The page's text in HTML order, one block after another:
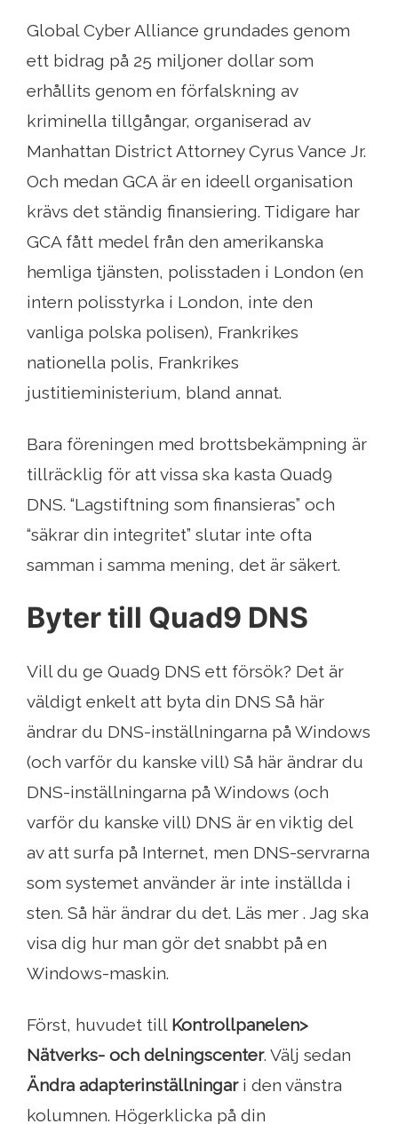
Global Cyber ​​Alliance grundades genom
ett bidrag på 25 miljoner dollar som
erhållits genom en förfalskning av
kriminella tillgångar, organiserad av
Manhattan District Attorney Cyrus Vance Jr.
Och medan GCA är en ideell organisation
krävs det ständig finansiering. Tidigare har
GCA fått medel från den amerikanska
hemliga tjänsten, polisstaden i London (en
intern polisstyrka i London, inte den
vanliga polska polisen), Frankrikes
nationella polis, Frankrikes
justitieministerium, bland annat.
Bara föreningen med brottsbekämpning är
tillräcklig för att vissa ska kasta Quad9
DNS. “Lagstiftning som finansieras” och
“säkrar din integritet” slutar inte ofta
samman i samma mening, det är säkert.
Byter till Quad9 DNS
Vill du ge Quad9 DNS ett försök? Det är
väldigt enkelt att byta din DNS Så här
ändrar du DNS-inställningarna på Windows
(och varför du kanske vill) Så här ändrar du
DNS-inställningarna på Windows (och
varför du kanske vill) DNS är en viktig del
av att surfa på Internet, men DNS-servrarna
som systemet använder är inte inställda i
sten. Så här ändrar du det. Läs mer . Jag ska
visa dig hur man gör det snabbt på en
Windows-maskin.
Först, huvudet till Kontrollpanelen>
Nätverks- och delningscenter. Välj sedan
Ändra adapterinställningari den vänstra
kolumnen. Högerklicka på din